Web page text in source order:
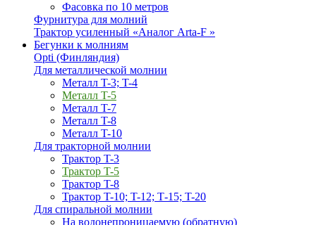
Фасовка по 10 метров
Фурнитура для молний
Трактор усиленный «Аналог Arta-F »
Бегунки к молниям
Opti (Финляндия)
Для металлической молнии
Металл T-3; T-4
Металл T-5
Металл T-7
Металл T-8
Металл T-10
Для тракторной молнии
Трактор T-3
Трактор T-5
Трактор T-8
Трактор T-10; T-12; Т-15; T-20
Для спиральной молнии
На водонепроницаемую (обратную)